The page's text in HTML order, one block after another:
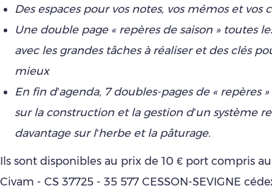
Des espaces pour vos notes, vos mémos et vos
Une double page « repères de saison » toutes
avec les grandes tâches à réaliser et des clés
mieux
En fin d’agenda, 7 doubles-pages de « repères
sur la construction et la gestion d’un système
davantage sur l’herbe et la pâturage.
Ils sont disponibles au prix de 10 € port compris
Civam - CS 37725 - 35 577 CESSON-SEVIGNE